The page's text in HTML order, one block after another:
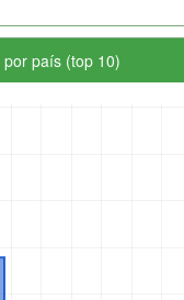
país (top 10)